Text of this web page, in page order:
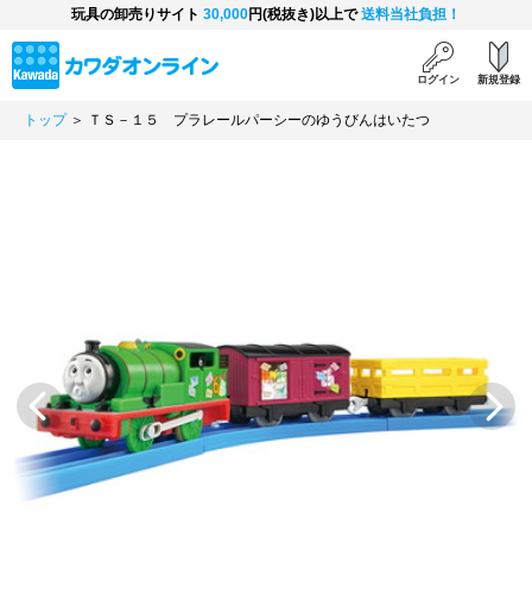
玩具の卸売りサイト 30,000円(税抜き)以上で送料当社負担！
ログイン 新規登録
トップ＞ ＴＳ－１５ プラレールパーシーのゆうびんはいたつ
Previous